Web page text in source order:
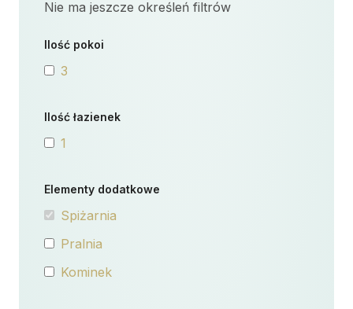
Nie ma jeszcze określeń filtrów
Ilość pokoi
3
Ilość łazienek
1
Elementy dodatkowe
Spiżarnia
Pralnia
Kominek